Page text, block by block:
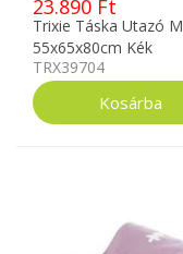
23.890 Ft
Trixie Táska Utazó M
55x65x80cm Kék
TRX39704
TRX39704